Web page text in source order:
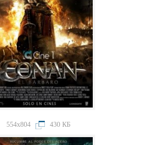
554x804 430 КБ